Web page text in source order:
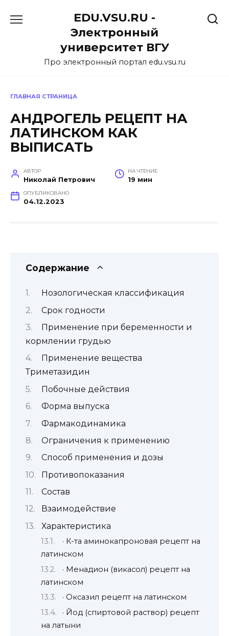
EDU.VSU.RU -
Электронный
университет ВГУ
Про электронный портал edu.vsu.ru
ГЛАВНАЯ СТРАНИЦА
АНДРОГЕЛЬ РЕЦЕПТ НА
ЛАТИНСКОМ КАК
ВЫПИСАТЬ
АВТОР
Николай Петрович
НА ЧТЕНИЕ
19 мин
ОПУБЛИКОВАНО
04.12.2023
Содержание
Нозологическая классификация
Срок годности
Применение при беременности и
кормлении грудью
Применение вещества
Триметазидин
Побочные действия
Форма выпуска
Фармакодинамика
Ограничения к применению
Способ применения и дозы
Противопоказания
Состав
Взаимодействие
Характеристика
· К-та аминокапроновая рецепт на
латинском
· Мeнадион (викасол) рецепт на
латинском
· Оксазил рецепт на латинском
· Йод (спиртовой раствор) рецепт
на латыни